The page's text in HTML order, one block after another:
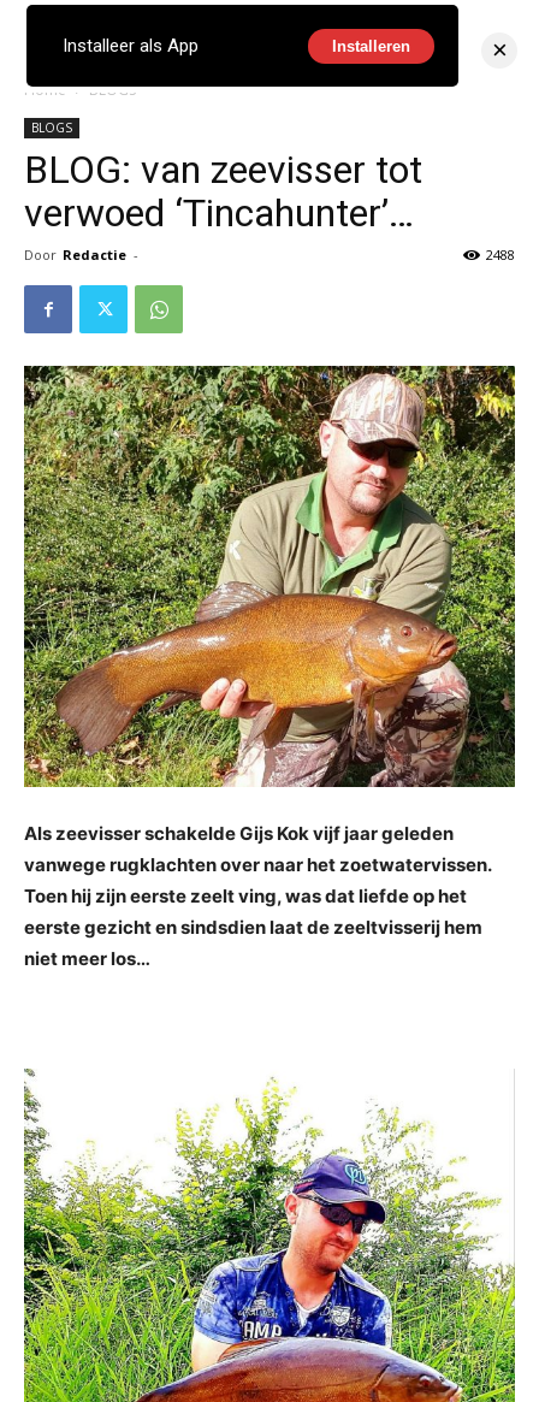
Home BLOGS
BLOGS
BLOG: van zeevisser tot
verwoed ‘Tincahunter’…
Door Redactie - 2488
Als zeevisser schakelde Gijs Kok vijf jaar geleden
vanwege rugklachten over naar het zoetwatervissen.
Toen hij zijn eerste zeelt ving, was dat liefde op het
eerste gezicht en sindsdien laat de zeeltvisserij hem
niet meer los…
Installeer als App Installeren ×